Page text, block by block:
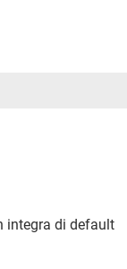
integra di default